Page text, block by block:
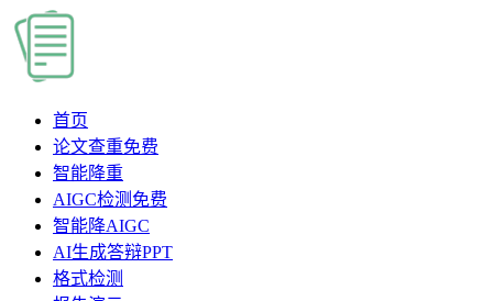
首页
论文查重免费
智能降重
AIGC检测 免费
智能降AIGC
AI生成答辩PPT
格式检测